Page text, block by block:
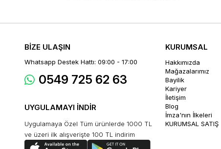
BİZE ULAŞIN
Whatsapp Destek Hattı: 09:00 - 17:00
0549 725 62 63
UYGULAMAYI İNDİR
Uygulamaya Özel Tüm ürünlerde 1000 TL
ve üzeri ilk alışverişte 100 TL indirim
KURUMSAL
Hakkımızda
Mağazalarımız
Bayilik
Kariyer
İletişim
Blog
İmza'nın İlkeleri
KURUMSAL SATIŞ